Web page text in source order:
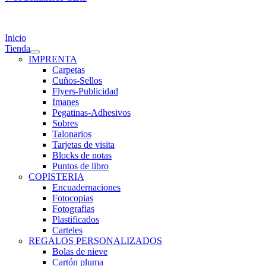
Inicio
Tienda
IMPRENTA
Carpetas
Cuños-Sellos
Flyers-Publicidad
Imanes
Pegatinas-Adhesivos
Sobres
Talonarios
Tarjetas de visita
Blocks de notas
Puntos de libro
COPISTERIA
Encuadernaciones
Fotocopias
Fotografias
Plastificados
Carteles
REGALOS PERSONALIZADOS
Bolas de nieve
Cartón pluma